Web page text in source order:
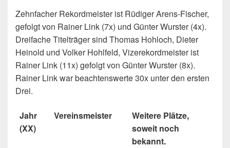
Zehnfacher Rekordmeister ist Rüdiger Arens-Fischer,
gefolgt von Rainer Link (7x) und Günter Wurster (4x).
Dreifache Titelträger sind Thomas Hohloch, Dieter
Heinold und Volker Hohlfeld, Vizerekordmeister ist
Rainer Link (11x) gefolgt von Günter Wurster (8x).
Rainer Link war beachtenswerte 30x unter den ersten
Drei.
Jahr
(XX)
Vereinsmeister
Weitere Plätze,
soweit noch
bekannt.